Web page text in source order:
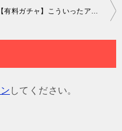
【有料ガチャ】こういったアクションやダブチェンもライバー報酬であっさり貰えるんだろうねｗ ダークアサシン-暗闇の刺客-ガチャと最近の闇ｗ【ダブリチェンジ】
してください。